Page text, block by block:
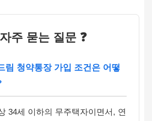
자주 묻는 질문 ❓
림 청약통장 가입 조건은 어떻
34세 이하의 무주택자이면서, 연